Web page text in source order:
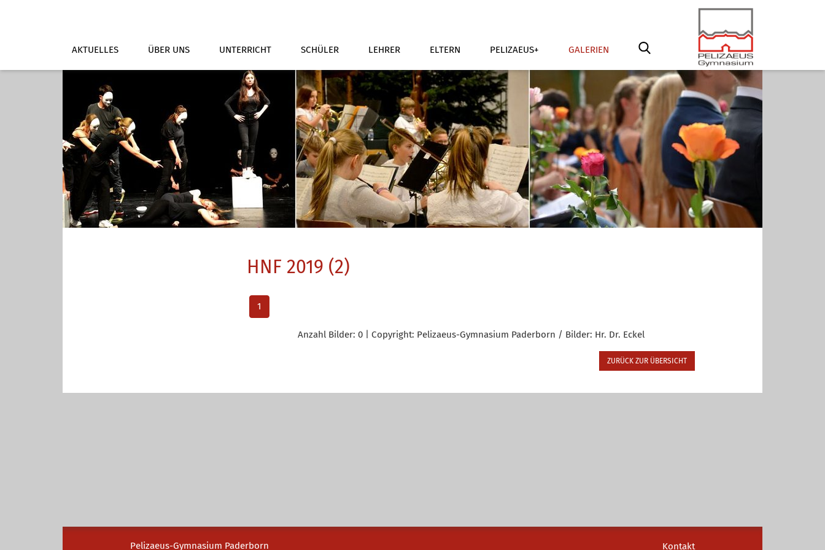
AKTUELLES ÜBER UNS UNTERRICHT SCHÜLER LEHRER ELTERN PELIZAEUS+ GALERIEN
HNF 2019 (2)
1
Anzahl Bilder: 0 | Copyright: Pelizaeus-Gymnasium Paderborn / Bilder: Hr. Dr. Eckel
ZURÜCK ZUR ÜBERSICHT
Pelizaeus-Gymnasium Paderborn Kontakt